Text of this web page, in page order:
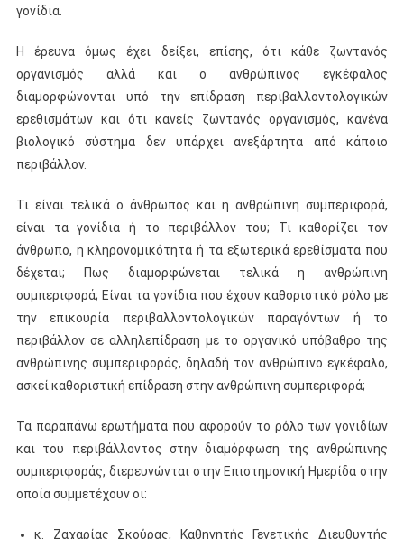
γονίδια.
Η έρευνα όμως έχει δείξει, επίσης, ότι κάθε ζωντανός
οργανισμός αλλά και ο ανθρώπινος εγκέφαλος
διαμορφώνονται υπό την επίδραση περιβαλλοντολογικών
ερεθισμάτων και ότι κανείς ζωντανός οργανισμός, κανένα
βιολογικό σύστημα δεν υπάρχει ανεξάρτητα από κάποιο
περιβάλλον.
Τι είναι τελικά ο άνθρωπος και η ανθρώπινη συμπεριφορά,
είναι τα γονίδια ή το περιβάλλον του; Τι καθορίζει τον
άνθρωπο, η κληρονομικότητα ή τα εξωτερικά ερεθίσματα που
δέχεται; Πως διαμορφώνεται τελικά η ανθρώπινη
συμπεριφορά; Είναι τα γονίδια που έχουν καθοριστικό ρόλο με
την επικουρία περιβαλλοντολογικών παραγόντων ή το
περιβάλλον σε αλληλεπίδραση με το οργανικό υπόβαθρο της
ανθρώπινης συμπεριφοράς, δηλαδή τον ανθρώπινο εγκέφαλο,
ασκεί καθοριστική επίδραση στην ανθρώπινη συμπεριφορά;
Τα παραπάνω ερωτήματα που αφορούν το ρόλο των γονιδίων
και του περιβάλλοντος στην διαμόρφωση της ανθρώπινης
συμπεριφοράς, διερευνώνται στην Επιστημονική Ημερίδα στην
οποία συμμετέχουν οι:
κ. Ζαχαρίας Σκούρας, Καθηγητής Γενετικής Διευθυντής